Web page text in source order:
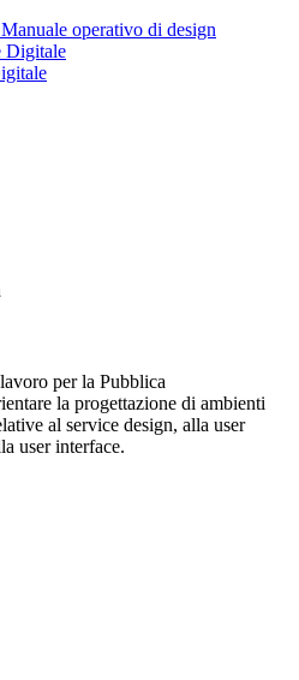
operativo di design
per la Pubblica
la progettazione di ambienti
al service design, alla user
user interface.